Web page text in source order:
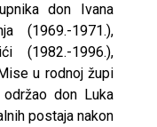
don Ivana
(1969.-1971.),
(1982.-1996.),
u rodnoj župi
don Luka
postaja nakon